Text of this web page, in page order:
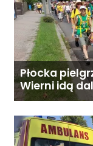
Płocka
Wierni idą